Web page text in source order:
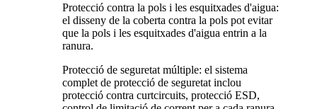
Protecció contra la pols i les esquitxades d'aigua:
el disseny de la coberta contra la pols pot evitar
que la pols i les esquitxades d'aigua entrin a la
ranura.
Protecció de seguretat múltiple: el sistema
complet de protecció de seguretat inclou
protecció contra curtcircuits, protecció ESD,